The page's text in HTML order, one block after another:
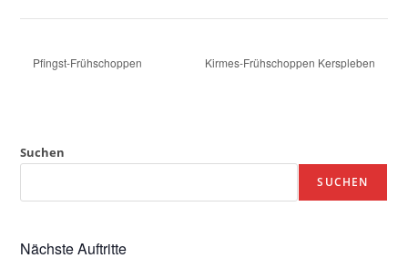
Pfingst-Frühschoppen Kirmes-Frühschoppen Kerspleben
Suchen
SUCHEN
Nächste Auftritte